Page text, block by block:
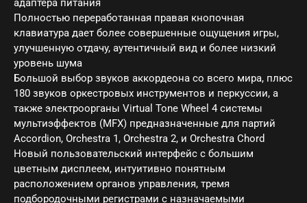
адаптера питания
Полностью переработанная правая кнопочная
клавиатура дает более совершенные ощущения игры,
улучшенную отдачу, аутентичный вид и более низкий
уровень шума
Большой выбор звуков аккордеона со всего мира, плюс
180 звуков оркестровых инструментов и перкуссии, а
также электроорганы Virtual Tone Wheel 4 системы
мультиэффектов (MFX) предназначенные для партий
Accordion, Orchestra 1, Orchestra 2, и Orchestra Chord
Новый пользовательский интерфейс с большим
цветным дисплеем, интуитивно понятным
расположением органов управления, тремя
подбородочными регистрами с назначаемыми